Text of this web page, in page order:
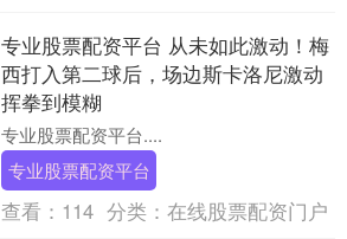
专业股票配资平台 从未如此激动！梅
西打入第二球后，场边斯卡洛尼激动
挥拳到模糊
专业股票配资平台....
专业股票配资平台
查看： 114 分类： 在线股票配资门户